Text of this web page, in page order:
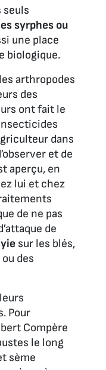
seuls
syrphes ou
une place
biologique.
arthropodes
des
ont fait le
dans
et de
aperçu, en
lui et chez
de ne pas
de
sur les blés,
des
Pour
Compère
le long
sème